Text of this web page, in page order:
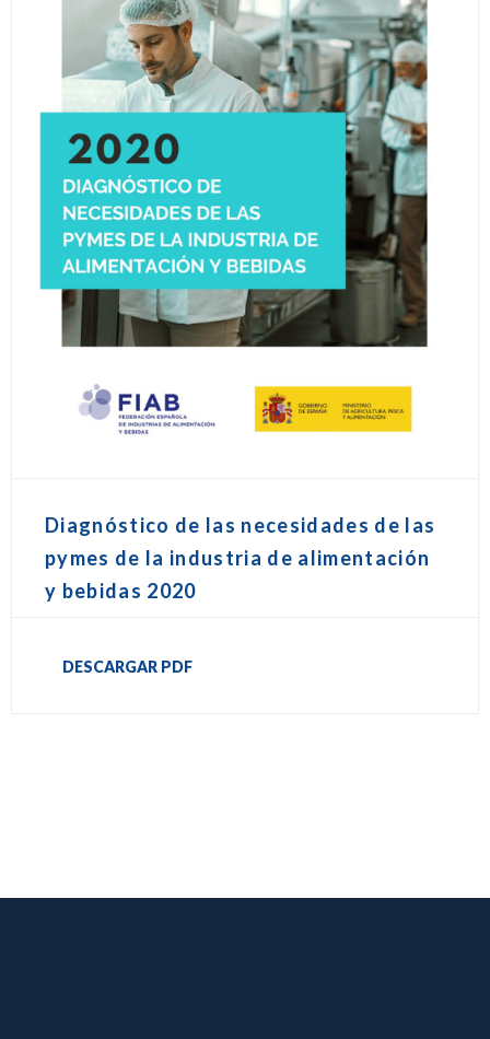
Diagnóstico de las necesidades de las
pymes de la industria de alimentación
y bebidas 2020
DESCARGAR PDF